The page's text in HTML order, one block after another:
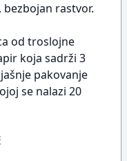
rastvor.
od troslojne
koja sadrži 3
pakovanje
se nalazi 20